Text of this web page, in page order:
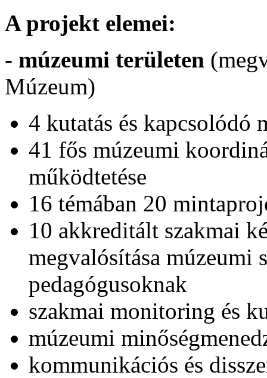
A projekt elemei:
- múzeumi területen
Múzeum)
4 kutatás és kapcsolódó
41 fős múzeumi
működtetése
16 témában 20
10 akkreditált szakmai
megvalósítása múzeumi
pedagógusoknak
szakmai monitoring és
múzeumi
kommunikációs és